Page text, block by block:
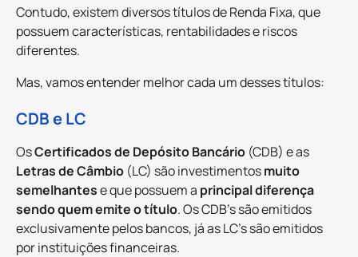
Contudo, existem diversos títulos de Renda Fixa, que
possuem características, rentabilidades e riscos
diferentes.
Mas, vamos entender melhor cada um desses títulos:
CDB e LC
OsCertificados de Depósito Bancário (CDB) e as
Letras de Câmbio (LC) são investimentosmuito
semelhantese que possuem a principal diferença
sendo quem emite o título. Os CDB’s são emitidos
exclusivamente pelos bancos, já as LC’s são emitidos
por instituições financeiras.